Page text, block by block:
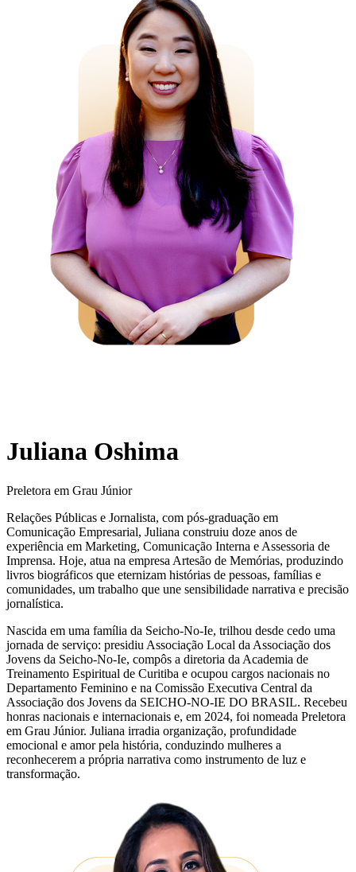
Juliana Oshima
Preletora em Grau Júnior
Relações Públicas e Jornalista, com pós-graduação em
Comunicação Empresarial, Juliana construiu doze anos de
experiência em Marketing, Comunicação Interna e Assessoria de
Imprensa. Hoje, atua na empresa Artesão de Memórias, produzindo
livros biográficos que eternizam histórias de pessoas, famílias e
comunidades, um trabalho que une sensibilidade narrativa e precisão
jornalística.
Nascida em uma família da Seicho-No-Ie, trilhou desde cedo uma
jornada de serviço: presidiu Associação Local da Associação dos
Jovens da Seicho-No-Ie, compôs a diretoria da Academia de
Treinamento Espiritual de Curitiba e ocupou cargos nacionais no
Departamento Feminino e na Comissão Executiva Central da
Associação dos Jovens da SEICHO-NO-IE DO BRASIL. Recebeu
honras nacionais e internacionais e, em 2024, foi nomeada Preletora
em Grau Júnior. Juliana irradia organização, profundidade
emocional e amor pela história, conduzindo mulheres a
reconhecerem a própria narrativa como instrumento de luz e
transformação.